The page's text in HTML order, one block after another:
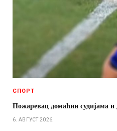
СПОРТ
Пожаревац домаћин судијама и
6. АВГУСТ 2026.